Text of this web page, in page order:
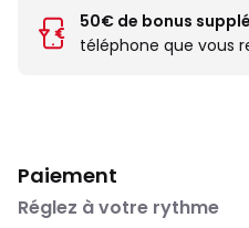
50€ de bonus
téléphone que vous
Paiement
Réglez à votre rythme